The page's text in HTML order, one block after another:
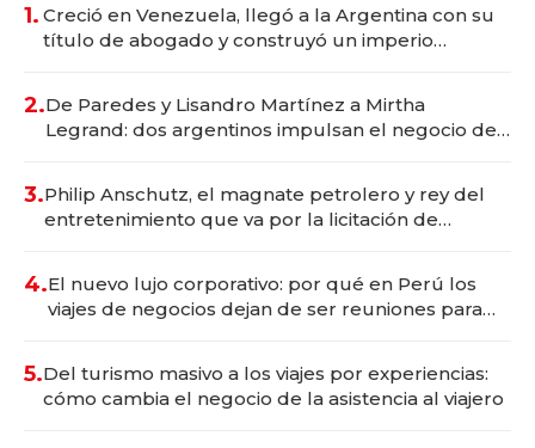
1. Creció en Venezuela, llegó a la Argentina con su
título de abogado y construyó un imperio
2.De Paredes y Lisandro Martínez a Mirtha
Legrand: dos argentinos impulsan el negocio del
3.Philip Anschutz, el magnate petrolero y rey del
entretenimiento que va por la licitación de
4.El nuevo lujo corporativo: por qué en Perú los
viajes de negocios dejan de ser reuniones para
5.Del turismo masivo a los viajes por experiencias:
cómo cambia el negocio de la asistencia al viajero